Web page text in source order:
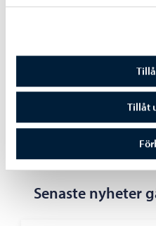
Tillåt
Senaste nyheter